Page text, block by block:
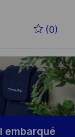
(0)
embarqué